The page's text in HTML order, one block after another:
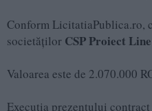
Conform LicitatiaPublica.ro,
societăților CSP Proiect
Valoarea este de 2.070.000
Execuția prezentului